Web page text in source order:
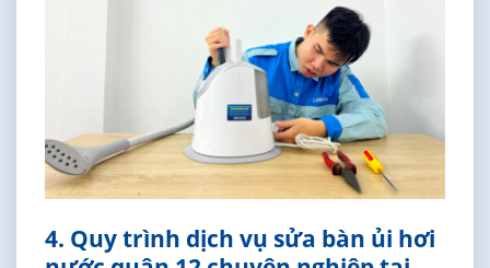
4. Quy trình dịch vụ sửa bàn ủi hơi